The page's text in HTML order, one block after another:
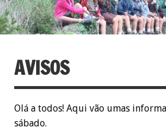
AVISOS
Olá a todos! Aqui vão umas
sábado.